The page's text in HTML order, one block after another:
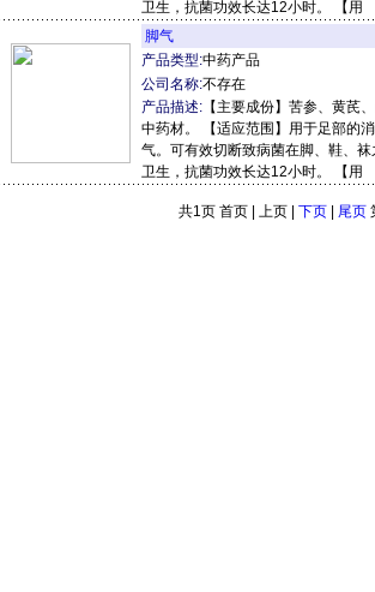
卫生，抗菌功效长达12小时。 【用
脚气
产品类型:中药产品
公司名称:不存在
产品描述: 【主要成份】苦参、黄芪
中药材。 【适应范围】用于足部的
气。可有效切断致病菌在脚、鞋、
卫生，抗菌功效长达12小时。 【用
共1页 首页 | 上页 | 下页| 尾页